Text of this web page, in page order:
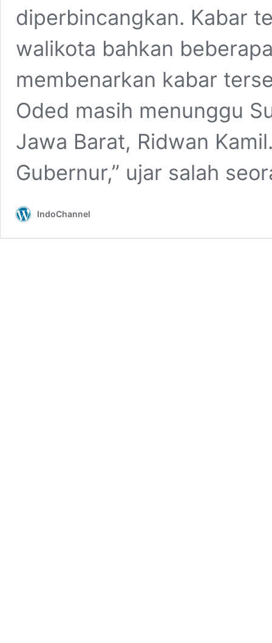
diperbincangkan. Kabar
walikota bahkan
membenarkan kabar
Oded masih menunggu
Jawa Barat, Ridwan
Gubernur,” ujar salah
IndoChannel